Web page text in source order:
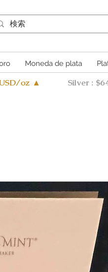
Moneda de plata
oz ▲ Silver :